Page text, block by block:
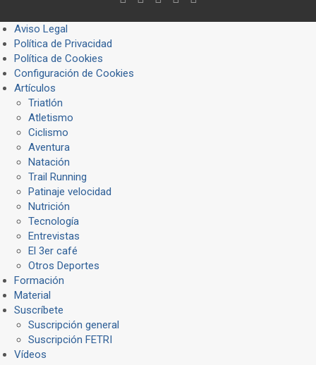
Aviso Legal
Política de Privacidad
Política de Cookies
Configuración de Cookies
Artículos
Triatlón
Atletismo
Ciclismo
Aventura
Natación
Trail Running
Patinaje velocidad
Nutrición
Tecnología
Entrevistas
El 3er café
Otros Deportes
Formación
Material
Suscríbete
Suscripción general
Suscripción FETRI
Vídeos